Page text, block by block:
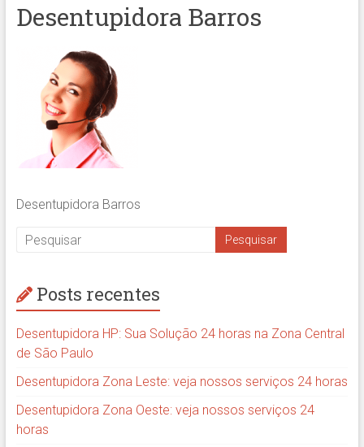
Desentupidora Barros
Desentupidora Barros
Posts recentes
Desentupidora HP: Sua Solução 24 horas na Zona Central
de São Paulo
Desentupidora Zona Leste: veja nossos serviços 24 horas
Desentupidora Zona Oeste: veja nossos serviços 24
horas